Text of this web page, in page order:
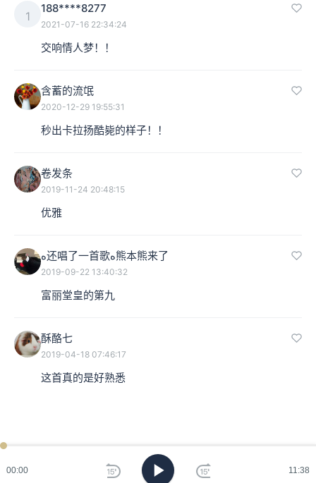
00:00 11:38
1
188****8277
2021-07-16 22:34:24
交响情人梦！！
含蓄的流氓
2020-12-29 19:55:31
秒出卡拉扬酷毙的样子！！
卷发条
2019-11-24 20:48:15
优雅
ﻩ还唱了一首歌ﻩ熊本熊来了
2019-09-22 13:40:32
富丽堂皇的第九
酥酪七
2019-04-18 07:46:17
这首真的是好熟悉